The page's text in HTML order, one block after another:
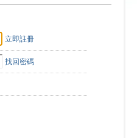
立即註冊
找回密碼